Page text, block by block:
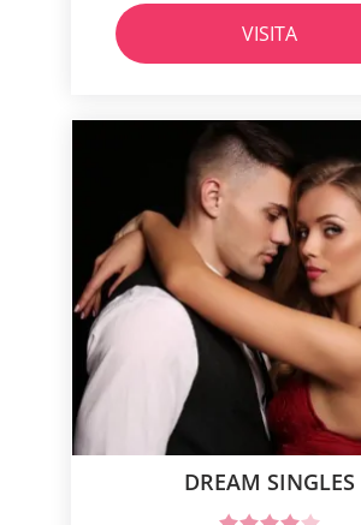
VISITA
DREAM SINGLES